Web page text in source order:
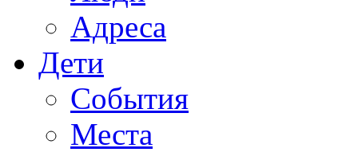
Адреса
Дети
События
Места